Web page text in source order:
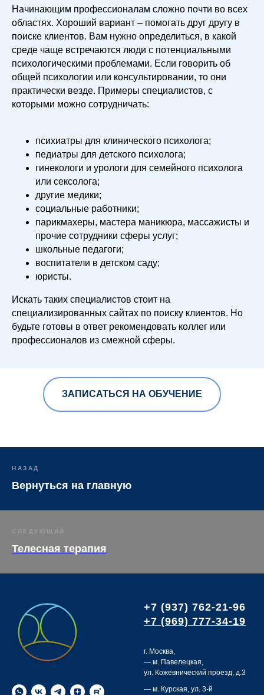
Начинающим профессионалам сложно почти во всех
областях. Хороший вариант – помогать друг другу в
поиске клиентов. Вам нужно определиться, в какой
среде чаще встречаются люди с потенциальными
психологическими проблемами. Если говорить об
общей психологии или консультировании, то они
практически везде. Примеры специалистов, с
которыми можно сотрудничать:
психиатры для клинического психолога;
педиатры для детского психолога;
гинекологи и урологи для семейного психолога
или сексолога;
другие медики;
социальные работники;
парикмахеры, мастера маникюра, массажисты и
прочие сотрудники сферы услуг;
школьные педагоги;
воспитатели в детском саду;
юристы.
Искать таких специалистов стоит на
специализированных сайтах по поиску клиентов. Но
будьте готовы в ответ рекомендовать коллег или
профессионалов из смежной сферы.
ЗАПИСАТЬСЯ НА ОБУЧЕНИЕ
НАЗАД
Вернуться на главную
СЛЕДУЮЩИЙ
Телесная терапия
+7 (937) 762-21-96
+7 (969) 777-34-19
г. Москва,
— м. Павелецкая,
ул. Кожевнический проезд, д.3
— м. Курская, ул. 3-й